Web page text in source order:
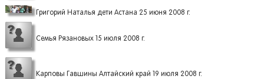
Григорий Наталья дети Астана 25 июня 2008 г.
Семья Рязановых 15 июля 2008 г.
Карповы Гавшины Алтайский край 19 июля 2008 г.